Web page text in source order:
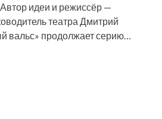
идеи и режиссёр —
театра Дмитрий
вальс» продолжает серию…